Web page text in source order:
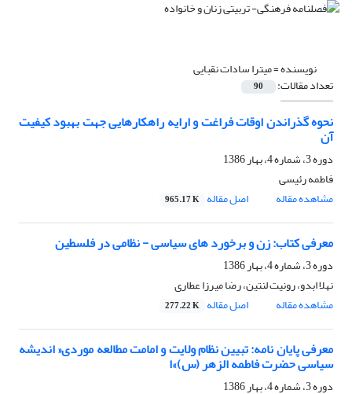
نویسنده =میترا سادات نقبایی
تعداد مقالات: 90
نحوه گذراندن اوقات فراغت و ارایه راهکارهایی جهت بهبود کیفیت
آن
دوره 3، شماره 4، بهار 1386
فاطمه رئیسی
مشاهده مقاله
اصل مقاله 965.17 K
معرفی کتاب: زن و برخورد های سیاسی - نظامی در فلسطین
دوره 3، شماره 4، بهار 1386
نهلا ابدو، رونیت لنتین، رضا میرزا عطاری
مشاهده مقاله
اصل مقاله 277.22 K
معرفی پایان نامه: تبیین نظام ولایت و امامت مطالعه موردی« اندیشه
سیاسی حضرت فاطمه الزهر (س)»ا
دوره 3، شماره 4، بهار 1386